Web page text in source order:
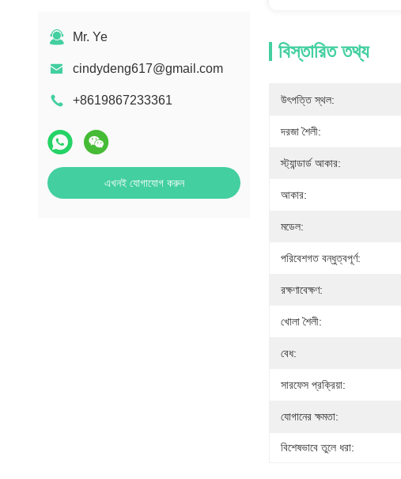
Mr. Ye
cindydeng617@gmail.com
+8619867233361
এখনই যোগাযোগ করুন
বিস্তারিত তথ্য
উৎপত্তি স্থল:
দরজা শৈলী:
স্ট্যান্ডার্ড আকার:
আকার:
মডেল:
পরিবেশগত বন্ধুত্বপূর্ণ:
রক্ষণাবেক্ষণ:
খোলা শৈলী:
বেধ:
সারফেস প্রক্রিয়া:
যোগানের ক্ষমতা:
বিশেষভাবে তুলে ধরা: